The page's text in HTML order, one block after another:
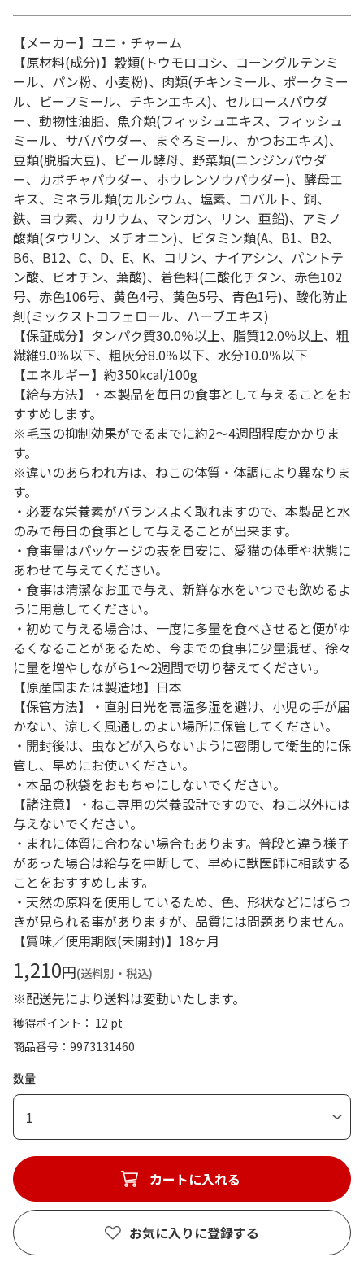
【メーカー】ユニ・チャーム
【原材料(成分)】穀類(トウモロコシ、コーングルテンミ
ール、パン粉、小麦粉)、肉類(チキンミール、ポークミー
ル、ビーフミール、チキンエキス)、セルロースパウダ
ー、動物性油脂、魚介類(フィッシュエキス、フィッシュ
ミール、サバパウダー、まぐろミール、かつおエキス)、
豆類(脱脂大豆)、ビール酵母、野菜類(ニンジンパウダ
ー、カボチャパウダー、ホウレンソウパウダー)、酵母エ
キス、ミネラル類(カルシウム、塩素、コバルト、銅、
鉄、ヨウ素、カリウム、マンガン、リン、亜鉛)、アミノ
酸類(タウリン、メチオニン)、ビタミン類(A、B1、B2、
B6、B12、C、D、E、K、コリン、ナイアシン、パントテ
ン酸、ビオチン、葉酸)、着色料(二酸化チタン、赤色102
号、赤色106号、黄色4号、黄色5号、青色1号)、酸化防止
剤(ミックストコフェロール、ハーブエキス)
【保証成分】タンパク質30.0％以上、脂質12.0％以上、粗
繊維9.0％以下、粗灰分8.0％以下、水分10.0％以下
【エネルギー】約350kcal/100g
【給与方法】・本製品を毎日の食事として与えることをお
すすめします。
※毛玉の抑制効果がでるまでに約2～4週間程度かかりま
す。
※違いのあらわれ方は、ねこの体質・体調により異なりま
す。
・必要な栄養素がバランスよく取れますので、本製品と水
のみで毎日の食事として与えることが出来ます。
・食事量はパッケージの表を目安に、愛猫の体重や状態に
あわせて与えてください。
・食事は清潔なお皿で与え、新鮮な水をいつでも飲めるよ
うに用意してください。
・初めて与える場合は、一度に多量を食べさせると便がゆ
るくなることがあるため、今までの食事に少量混ぜ、徐々
に量を増やしながら1～2週間で切り替えてください。
【原産国または製造地】日本
【保管方法】・直射日光を高温多湿を避け、小児の手が届
かない、涼しく風通しのよい場所に保管してください。
・開封後は、虫などが入らないように密閉して衛生的に保
管し、早めにお使いください。
・本品の秋袋をおもちゃにしないでください。
【諸注意】・ねこ専用の栄養設計ですので、ねこ以外には
与えないでください。
・まれに体質に合わない場合もあります。普段と違う様子
があった場合は給与を中断して、早めに獣医師に相談する
ことをおすすめします。
・天然の原料を使用しているため、色、形状などにばらつ
きが見られる事がありますが、品質には問題ありません。
【賞味／使用期限(未開封)】18ヶ月
1,210円(送料別・税込)
※配送先により送料は変動いたします。
獲得ポイント： 12 pt
商品番号
9973131460
数量
1
カートに入れる
お気に入りに登録する